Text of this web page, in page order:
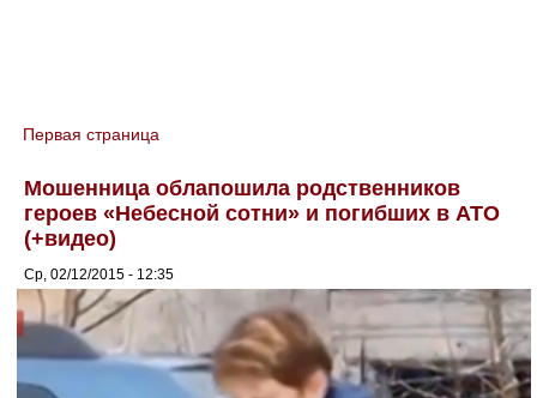
You are here
Первая страница
Мошенница облапошила родственников
героев «Небесной сотни» и погибших в АТО
(+видео)
Ср, 02/12/2015 - 12:35